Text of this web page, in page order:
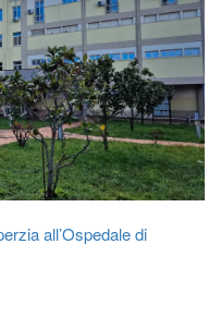
all’Ospedale di